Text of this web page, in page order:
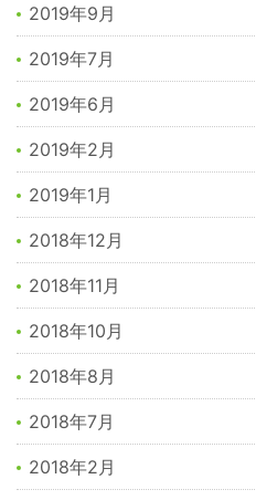
2019年9月
2019年7月
2019年6月
2019年2月
2019年1月
2018年12月
2018年11月
2018年10月
2018年8月
2018年7月
2018年2月